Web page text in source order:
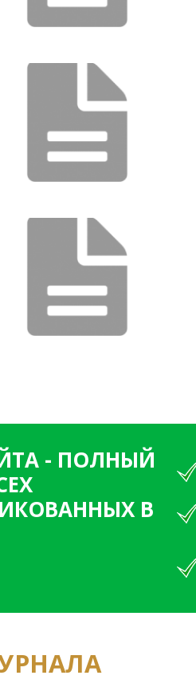
- ПОЛНЫЙ
В